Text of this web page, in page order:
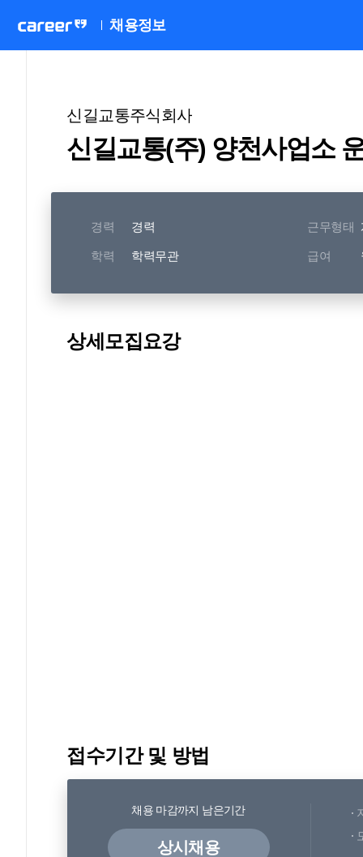
채용정보
신길교통주식회사
신길교통(주) 양천사업소
경력 경력 근무형태
학력 학력무관 급여
상세모집요강
접수기간 및 방법
채용 마감까지 남은기간
상시채용